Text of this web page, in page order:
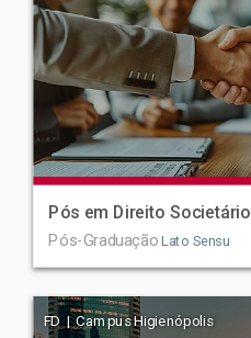
Pós em Direito Societário
Pós-Graduação Lato Sensu
FD | Campus Higienópolis